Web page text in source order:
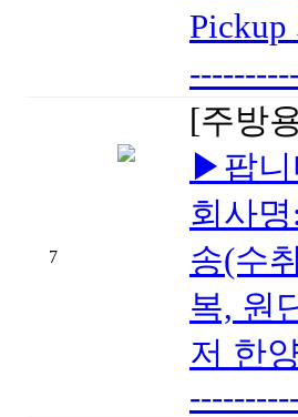
7
[주방
▶팝니
회사
송(수
복, 원
저 한